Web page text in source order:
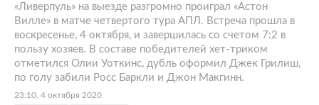
«Ливерпуль» на выезде разгромно проиграл «Астон
Вилле» в матче четвертого тура АПЛ. Встреча прошла в
воскресенье, 4 октября, и завершилась со счетом 7:2 в
пользу хозяев. В составе победителей хет-триком
отметился Олии Уоткинс, дубль оформил Джек Грилиш,
по голу забили Росс Баркли и Джон Макгинн.
23:10, 4 октября 2020